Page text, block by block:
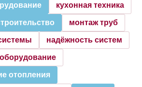
кухонная техника
монтаж труб
надёжность систем
отопления